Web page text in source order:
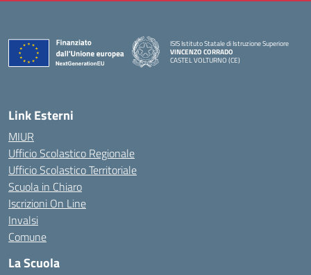
ISIS Istituto Statale di Istruzione Superiore
VINCENZO CORRADO
CASTEL VOLTURNO (CE)
Link Esterni
MIUR
Ufficio Scolastico Regionale
Ufficio Scolastico Territoriale
Scuola in Chiaro
Iscrizioni On Line
Invalsi
Comune
La Scuola